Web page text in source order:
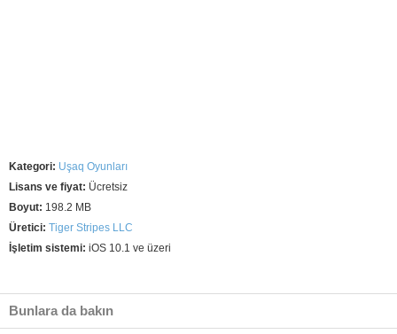
Kategori: Uşaq Oyunları
Lisans ve fiyat: Ücretsiz
Boyut: 198.2 MB
Üretici: Tiger Stripes LLC
İşletim sistemi: iOS 10.1 ve üzeri
Bunlara da bakın